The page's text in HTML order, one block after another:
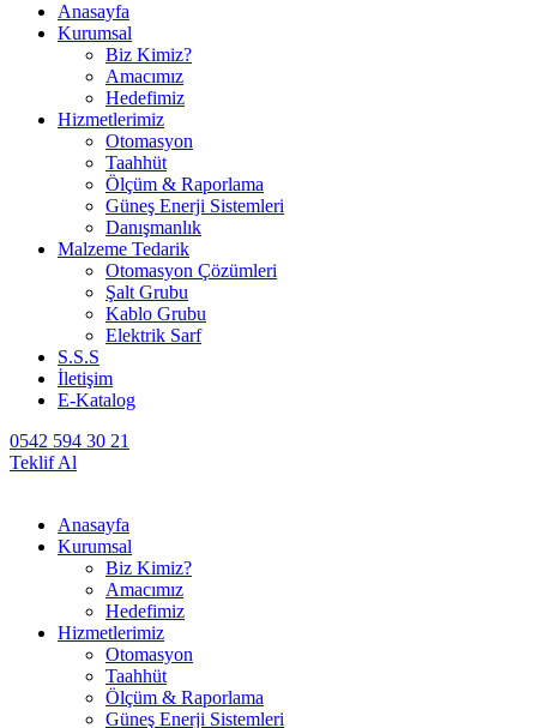
Anasayfa
Kurumsal
Biz Kimiz?
Amacımız
Hedefimiz
Hizmetlerimiz
Otomasyon
Taahhüt
Ölçüm & Raporlama
Güneş Enerji Sistemleri
Danışmanlık
Malzeme Tedarik
Otomasyon Çözümleri
Şalt Grubu
Kablo Grubu
Elektrik Sarf
S.S.S
İletişim
E-Katalog
0542 594 30 21
Teklif Al
Anasayfa
Kurumsal
Biz Kimiz?
Amacımız
Hedefimiz
Hizmetlerimiz
Otomasyon
Taahhüt
Ölçüm & Raporlama
Güneş Enerji Sistemleri